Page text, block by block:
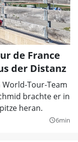
de France
der Distanz
Tour-Team
brachte er in
heran.
query_builder6min